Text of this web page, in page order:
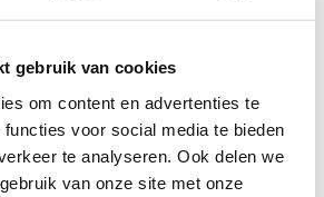
gebruik van cookies
om content en advertenties te
voor social media te bieden
te analyseren. Ook delen we
van onze site met onze
Forged Intense est idéal pour couper
la peau de la viande et couper de
viande en portions. Les couteaux de
ont un caractère robuste et sont